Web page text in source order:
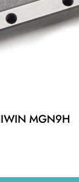
MGN9H